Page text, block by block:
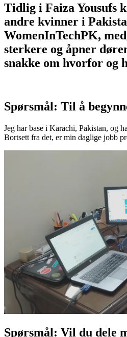
Tidlig i Faiza Yousufs
andre kvinner i
WomenInTechPK,
sterkere og åpner
snakke om hvorfor og
Spørsmål: Til å
Jeg har base i Karachi, Pakistan, og
Bortsett fra det, er min daglige jobb
Spørsmål: Vil du dele